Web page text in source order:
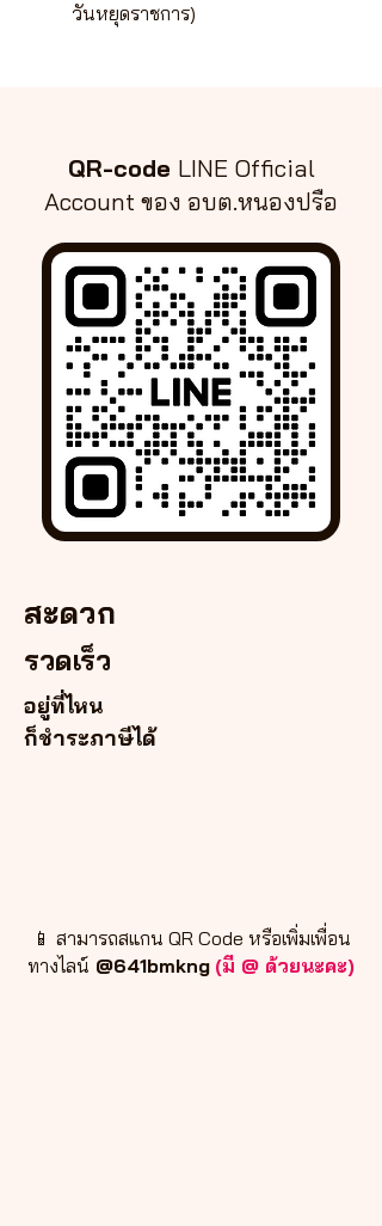
วันหยุดราชการ)
QR-code LINE Official
Account ของ อบต.หนองปรือ
สะดวก
รวดเร็ว
อยู่ที่ไหน
ก็ชำระภาษีได้
📱 สามารถสแกน QR Code หรือเพิ่มเพื่อน
ทางไลน์ @641bmkng (มี @ ด้วยนะคะ)